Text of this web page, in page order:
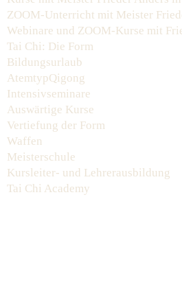
ZOOM-Unterricht mit Meister
Webinare und ZOOM-Kurse mit
Tai Chi: Die Form
Bildungsurlaub
AtemtypQigong
Intensivseminare
Auswärtige Kurse
Vertiefung der Form
Waffen
Meisterschule
Kursleiter- und Lehrerausbildung
Tai Chi Academy